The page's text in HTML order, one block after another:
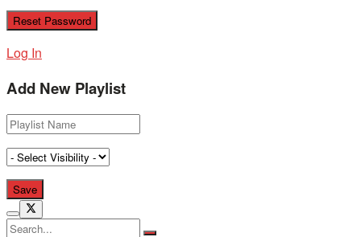
Log In
Add New Playlist